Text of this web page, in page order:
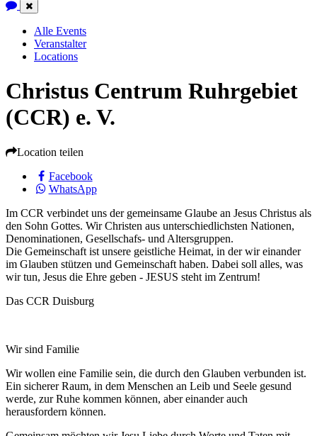
Close
Navigation
Alle Events
Veranstalter
Locations
Christus Centrum Ruhrgebiet
(CCR) e. V.
Location teilen
Facebook
WhatsApp
Im CCR verbindet uns der gemeinsame Glaube an Jesus Christus als
den Sohn Gottes. Wir Christen aus unterschiedlichsten Nationen,
Denominationen, Gesellschafs- und Altersgruppen.
Die Gemeinschaft ist unsere geistliche Heimat, in der wir einander
im Glauben stützen und Gemeinschaft haben. Dabei soll alles, was
wir tun, Jesus die Ehre geben - JESUS steht im Zentrum!
Das CCR Duisburg
Wir sind Familie
Wir wollen eine Familie sein, die durch den Glauben verbunden ist.
Ein sicherer Raum, in dem Menschen an Leib und Seele gesund
werde, zur Ruhe kommen können, aber einander auch
herausfordern können.